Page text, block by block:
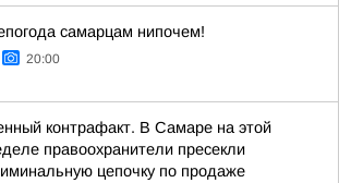
самарцам нипочем!
20:00
контрафакт. В Самаре на этой
правоохранители пресекли
цепочку по продаже